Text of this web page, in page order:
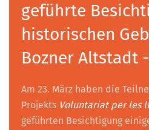
geführte
historischen
Bozner Altstadt
Am 23. März haben die
Projekts Voluntariat per les
geführten Besichtigung